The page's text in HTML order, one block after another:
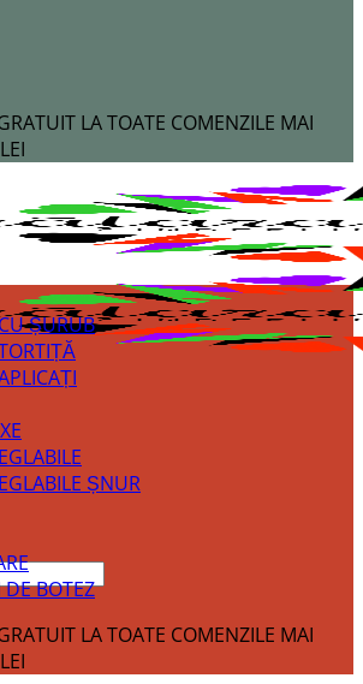
LA TOATE COMENZILE MAI
ȘURUB
ȘNUR
BOTEZ
LA TOATE COMENZILE MAI